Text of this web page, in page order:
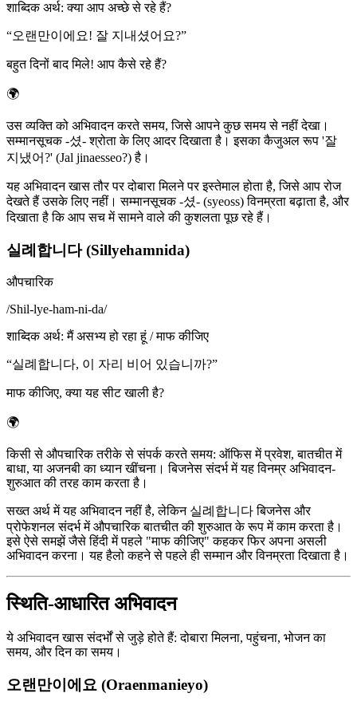
शाब्दिक अर्थ: क्या आप अच्छे से रहे हैं?
“오랜만이에요! 잘 지내셨어요?”
बहुत दिनों बाद मिले! आप कैसे रहे हैं?
🌍
उस व्यक्ति को अभिवादन करते समय, जिसे आपने कुछ समय से नहीं देखा।
सम्मानसूचक -셨- श्रोता के लिए आदर दिखाता है। इसका कैजुअल रूप '잘
지냈어?' (Jal jinaesseo?) है।
यह अभिवादन खास तौर पर दोबारा मिलने पर इस्तेमाल होता है, जिसे आप रोज
देखते हैं उसके लिए नहीं। सम्मानसूचक -셨- (syeoss) विनम्रता बढ़ाता है, और
दिखाता है कि आप सच में सामने वाले की कुशलता पूछ रहे हैं।
실례합니다 (Sillyehamnida)
औपचारिक
/Shil-lye-ham-ni-da/
शाब्दिक अर्थ: मैं असभ्य हो रहा हूं / माफ कीजिए
“실례합니다, 이 자리 비어 있습니까?”
माफ कीजिए, क्या यह सीट खाली है?
🌍
किसी से औपचारिक तरीके से संपर्क करते समय: ऑफिस में प्रवेश, बातचीत में
बाधा, या अजनबी का ध्यान खींचना। बिजनेस संदर्भ में यह विनम्र अभिवादन-
शुरुआत की तरह काम करता है।
सख्त अर्थ में यह अभिवादन नहीं है, लेकिन 실례합니다 बिजनेस और
प्रोफेशनल संदर्भ में औपचारिक बातचीत की शुरुआत के रूप में काम करता है।
इसे ऐसे समझें जैसे हिंदी में पहले "माफ कीजिए" कहकर फिर अपना असली
अभिवादन करना। यह हैलो कहने से पहले ही सम्मान और विनम्रता दिखाता है।
स्थिति-आधारित अभिवादन
ये अभिवादन खास संदर्भों से जुड़े होते हैं: दोबारा मिलना, पहुंचना, भोजन का
समय, और दिन का समय।
오랜만이에요 (Oraenmanieyo)